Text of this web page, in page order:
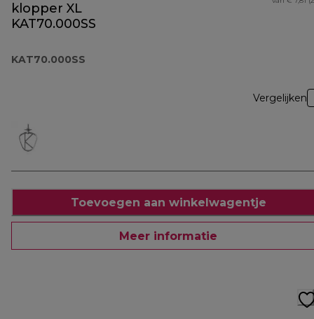
klopper XL
KAT70.000SS
KAT70.000SS
Vergelijken
Toevoegen aan winkelwagentje
Meer informatie